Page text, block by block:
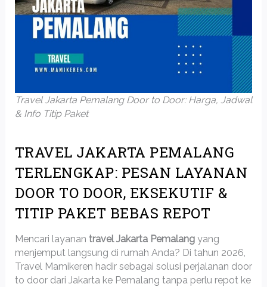
Travel Jakarta Pemalang Door to Door: Harga, Jadwal
& Info Titip Paket
TRAVEL JAKARTA PEMALANG
TERLENGKAP: PESAN LAYANAN
DOOR TO DOOR, EKSEKUTIF &
TITIP PAKET BEBAS REPOT
Mencari layanan travel Jakarta Pemalangyang
menjemput langsung di rumah Anda? Di tahun 2026,
Travel Mamikeren hadir sebagai solusi perjalanan door
to door dari Jakarta ke Pemalang tanpa perlu repot ke